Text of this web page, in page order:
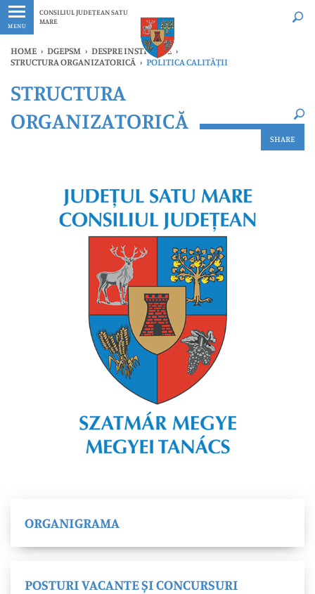
MENU
CONSILIUL JUDEȚEAN SATU
MARE
Ultimele
HOME › DGEPSM › DESPRE INSTITUȚIE ›
STRUCTURA ORGANIZATORICĂ › POLITICA CALITĂȚII
Ultimele
STRUCTURA
ORGANIZATORICĂ
SHARE
ORGANIGRAMA
POSTURI VACANTE ȘI CONCURSURI